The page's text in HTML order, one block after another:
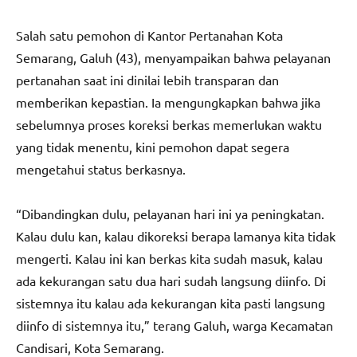
Salah satu pemohon di Kantor Pertanahan Kota
Semarang, Galuh (43), menyampaikan bahwa pelayanan
pertanahan saat ini dinilai lebih transparan dan
memberikan kepastian. Ia mengungkapkan bahwa jika
sebelumnya proses koreksi berkas memerlukan waktu
yang tidak menentu, kini pemohon dapat segera
mengetahui status berkasnya.
“Dibandingkan dulu, pelayanan hari ini ya peningkatan.
Kalau dulu kan, kalau dikoreksi berapa lamanya kita tidak
mengerti. Kalau ini kan berkas kita sudah masuk, kalau
ada kekurangan satu dua hari sudah langsung diinfo. Di
sistemnya itu kalau ada kekurangan kita pasti langsung
diinfo di sistemnya itu,” terang Galuh, warga Kecamatan
Candisari, Kota Semarang.